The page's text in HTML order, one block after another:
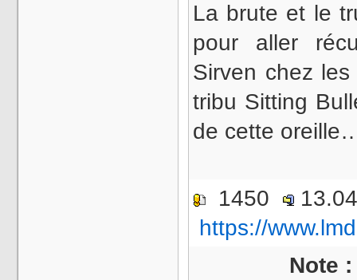
La brute et le
pour aller
Sirven chez
tribu Sitting
de cette
1450
https://
Note